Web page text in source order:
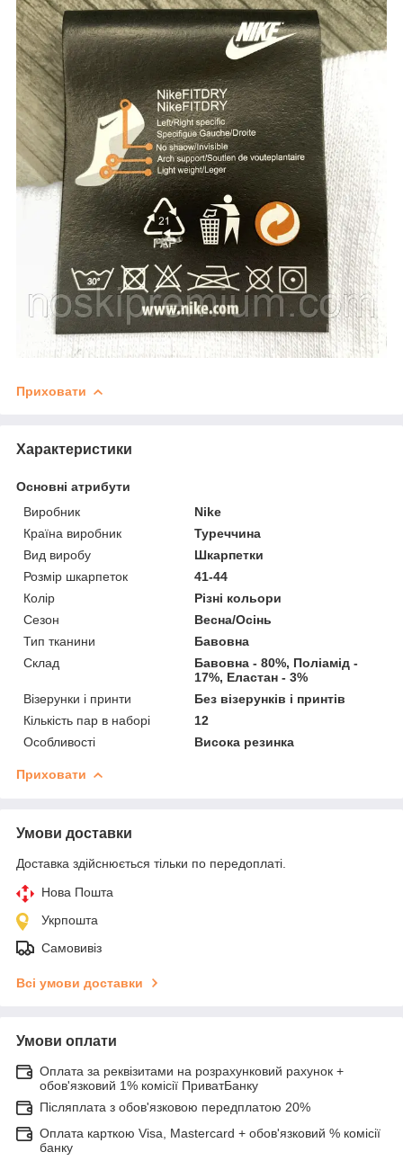
Приховати
Характеристики
Основні атрибути
Виробник
Nike
Країна виробник
Туреччина
Вид виробу
Шкарпетки
Розмір шкарпеток
41-44
Колір
Різні кольори
Сезон
Весна/Осінь
Тип тканини
Бавовна
Склад
Бавовна - 80%, Поліамід -
17%, Еластан - 3%
Візерунки і принти
Без візерунків і принтів
Кількість пар в наборі
12
Особливості
Висока резинка
Приховати
Умови доставки
Доставка здійснюється тільки по передоплаті.
Нова Пошта
Укрпошта
Самовивіз
Всі умови доставки
Умови оплати
Оплата за реквізитами на розрахунковий рахунок +
обов'язковий 1% комісії ПриватБанку
Післяплата з обов'язковою передплатою 20%
Оплата карткою Visa, Mastercard + обов'язковий % комісії
банку